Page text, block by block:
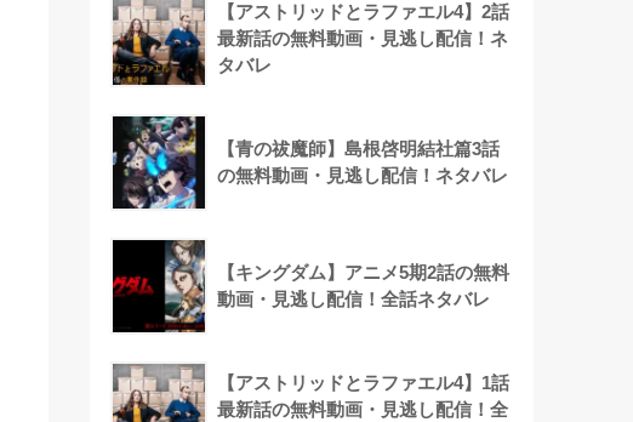
【アストリッドとラファエル4】2話
最新話の無料動画・見逃し配信！ネ
タバレ
【青の祓魔師】島根啓明結社篇3話
の無料動画・見逃し配信！ネタバレ
【キングダム】アニメ5期2話の無料
動画・見逃し配信！全話ネタバレ
【アストリッドとラファエル4】1話
最新話の無料動画・見逃し配信！全